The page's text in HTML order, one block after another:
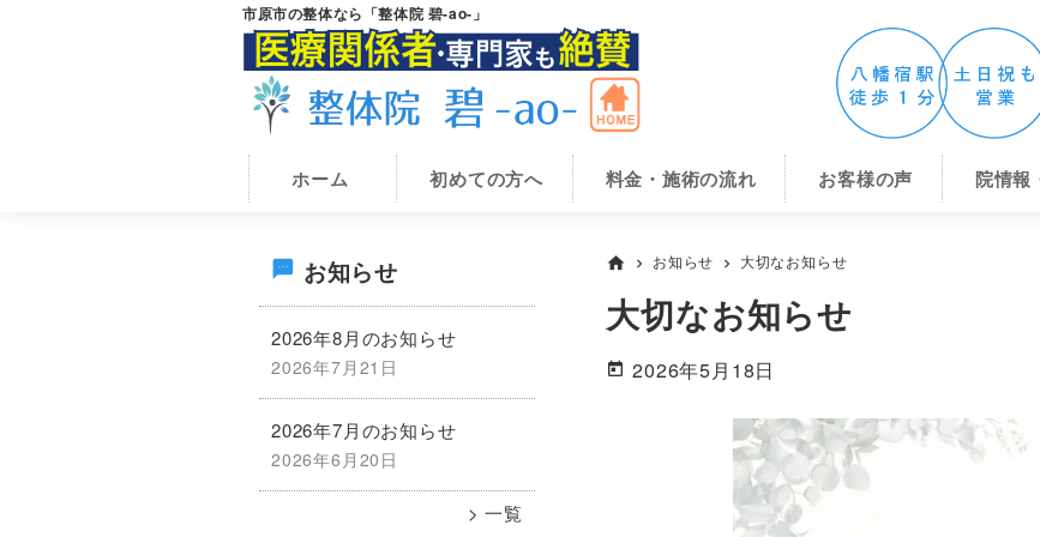
市原市の整体なら「整体院 碧-ao-」
市
原
市
ao-
市
原
痛・
ホーム 初めての方へ 料金・施術の流れ お客様の声 院情報
home chevron_right お知らせ chevron_right 大切なお知らせ
大切なお知らせ
2026年5月18日
最
初
の
サ
お知らせ
2026年8月のお知らせ
2026年7月21日
2026年7月のお知らせ
2026年6月20日
一覧